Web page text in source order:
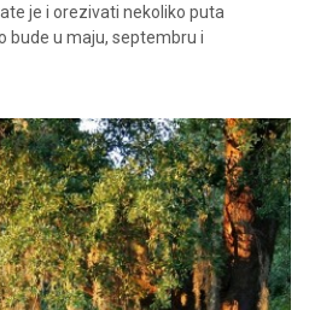
je i orezivati nekoliko puta
bude u maju, septembru i